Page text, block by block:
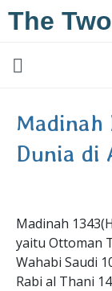
The
Madinah
Dunia di
Madinah
yaitu Ottoman
Wahabi Saudi
Rabi al Thani